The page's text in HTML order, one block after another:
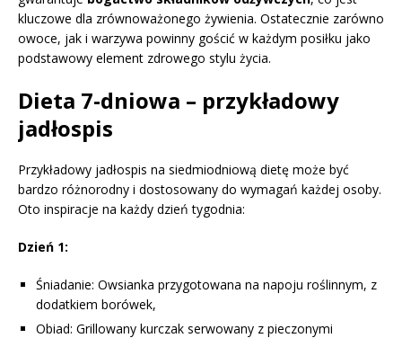
kluczowe dla zrównoważonego żywienia. Ostatecznie zarówno
owoce, jak i warzywa powinny gościć w każdym posiłku jako
podstawowy element zdrowego stylu życia.
Dieta 7-dniowa – przykładowy
jadłospis
Przykładowy jadłospis na siedmiodniową dietę może być
bardzo różnorodny i dostosowany do wymagań każdej osoby.
Oto inspiracje na każdy dzień tygodnia:
Dzień 1:
Śniadanie: Owsianka przygotowana na napoju roślinnym, z
dodatkiem borówek,
Obiad: Grillowany kurczak serwowany z pieczonymi